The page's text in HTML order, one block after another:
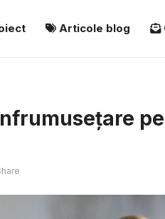
Articole blog